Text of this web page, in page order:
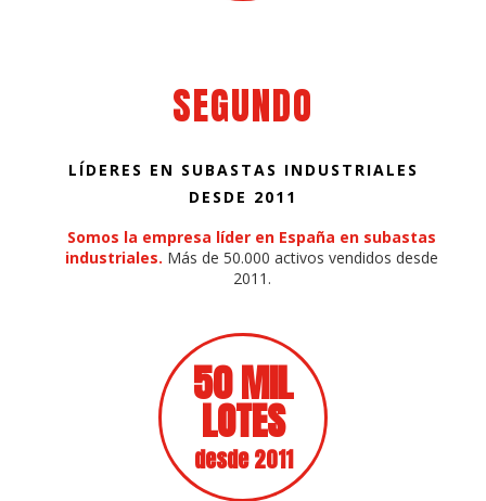
SEGUNDO
LÍDERES EN SUBASTAS INDUSTRIALES
DESDE 2011
Somos la empresa líder en España en subastas
industriales. Más de 50.000 activos vendidos desde
2011.
50 MIL
LOTES
desde 2011